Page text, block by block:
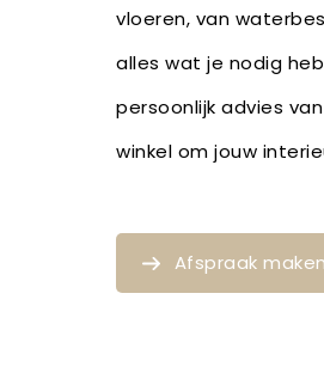
vloeren, van
alles wat je nodig
persoonlijk advies
winkel om jouw
Afspraak